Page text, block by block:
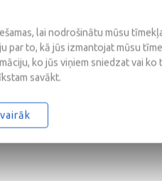
lai nodrošinātu mūsu
par to, kā jūs izmantojat mūsu
ko jūs viņiem sniedzat vai ko
savākt.